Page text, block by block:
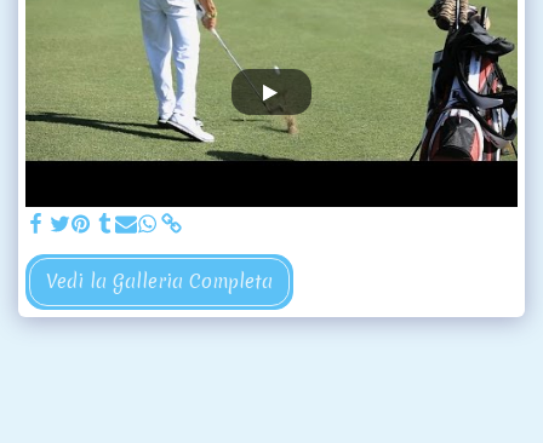
Vedi la Galleria Completa